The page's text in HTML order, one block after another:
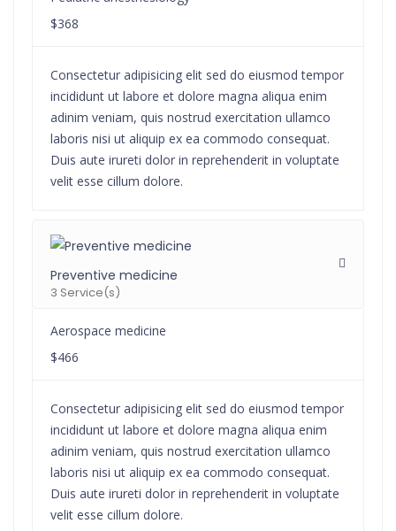
$368
Consectetur adipisicing elit sed do eiusmod tempor
incididunt ut labore et dolore magna aliqua enim
adinim veniam, quis nostrud exercitation ullamco
laboris nisi ut aliquip ex ea commodo consequat.
Duis aute irureti dolor in reprehenderit in voluptate
velit esse cillum dolore.
Preventive medicine
3 Service(s)
Aerospace medicine
$466
Consectetur adipisicing elit sed do eiusmod tempor
incididunt ut labore et dolore magna aliqua enim
adinim veniam, quis nostrud exercitation ullamco
laboris nisi ut aliquip ex ea commodo consequat.
Duis aute irureti dolor in reprehenderit in voluptate
velit esse cillum dolore.